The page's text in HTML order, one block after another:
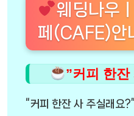
웨딩나우
페(CAFE)안
”커피 한
“커피 한잔 사 주실래요?”